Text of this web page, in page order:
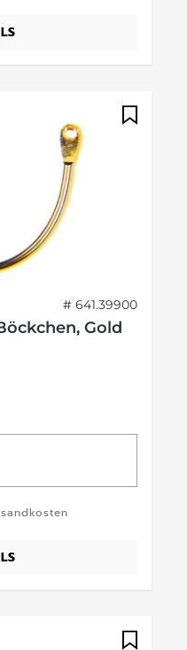
# 641.39900
Gold